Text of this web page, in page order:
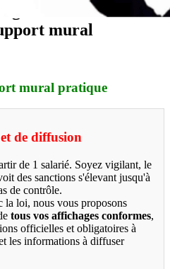
nouvelle
mural
mural pratique
de diffusion
de 1 salarié. Soyez vigilant, le
des sanctions s'élevant jusqu'à
de contrôle.
la loi, nous vous proposons
tous vos affichages conformes,
officielles et obligatoires à
les informations à diffuser